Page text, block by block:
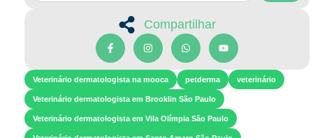
Compartilhar
Veterinário dermatologista na mooca petderma veterinário
Veterinário dermatologista em Brooklin São Paulo
Veterinário dermatologista em Vila Olímpia São Paulo